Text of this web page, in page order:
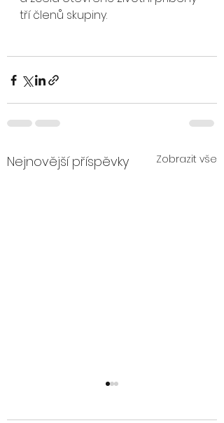
tří členů skupiny.
Nejnovější příspěvky Zobrazit vše